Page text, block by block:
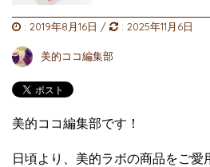
: 2019年8月16日 / : 2025年11月6日
美的ココ編集部
美的ココ編集部です！
日頃より、美的ラボの商品をご愛